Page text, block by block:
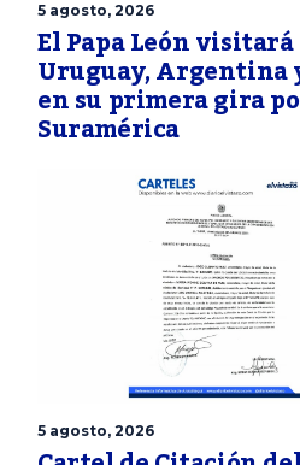
5 agosto, 2026
El Papa León visitará
Uruguay, Argentina
en su primera gira
Suramérica
5 agosto, 2026